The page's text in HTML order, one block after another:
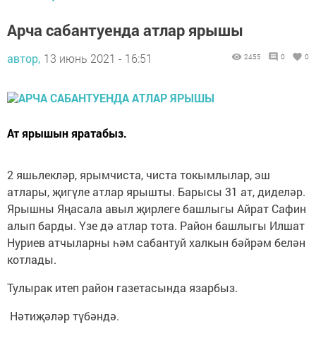
Арча сабантуенда атлар ярышы
автор, 13 июнь 2021 - 16:51 2455 0 0
Ат ярышын яратабыз.
2 яшьлекләр, ярымчиста, чиста токымлылар, эш
атлары, җигүле атлар ярышты. Барысы 31 ат, диделәр.
Ярышны Яңасала авыл җирлеге башлыгы Айрат Сафин
алып барды. Үзе дә атлар тота. Район башлыгы Илшат
Нуриев атчыларны һәм сабантуй халкын бәйрәм белән
котлады.
Тулырак итеп район газетасында язарбыз.
Нәтиҗәләр түбәндә.